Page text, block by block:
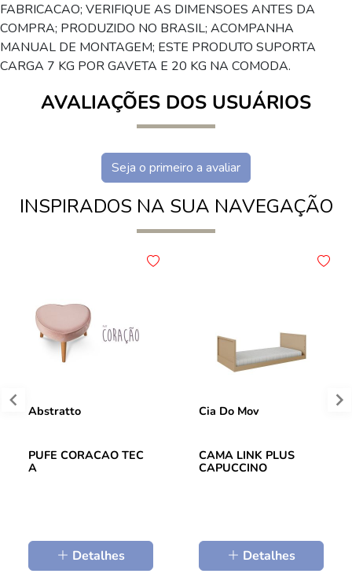
FABRICACAO; VERIFIQUE AS DIMENSOES ANTES DA
COMPRA; PRODUZIDO NO BRASIL; ACOMPANHA
MANUAL DE MONTAGEM; ESTE PRODUTO SUPORTA
CARGA 7 KG POR GAVETA E 20 KG NA COMODA.
AVALIAÇÕES DOS USUÁRIOS
Seja o primeiro a avaliar
INSPIRADOS NA SUA NAVEGAÇÃO
Abstratto
PUFE CORACAO TEC
A
Detalhes
Cia Do Mov
CAMA LINK PLUS
CAPUCCINO
Detalhes